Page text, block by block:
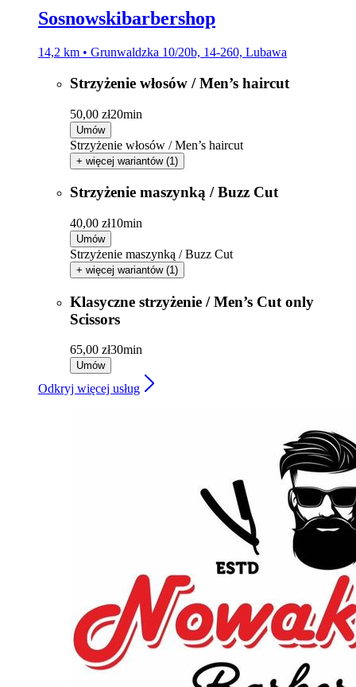
Sosnowskibarbershop
14,2 km • Grunwaldzka 10/20b, 14-260, Lubawa
Strzyżenie włosów / Men’s haircut
50,00 zł20min
Umów
Strzyżenie włosów / Men’s haircut
+ więcej wariantów (1)
Strzyżenie maszynką / Buzz Cut
40,00 zł10min
Umów
Strzyżenie maszynką / Buzz Cut
+ więcej wariantów (1)
Klasyczne strzyżenie / Men’s Cut only
Scissors
65,00 zł30min
Umów
Odkryj więcej usług